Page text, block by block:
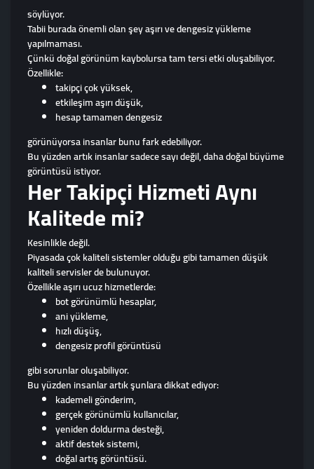
söylüyor.
Tabii burada önemli olan şey aşırı ve dengesiz yükleme
yapılmaması.
Çünkü doğal görünüm kaybolursa tam tersi etki oluşabiliyor.
Özellikle:
takipçi çok yüksek,
etkileşim aşırı düşük,
hesap tamamen dengesiz
görünüyorsa insanlar bunu fark edebiliyor.
Bu yüzden artık insanlar sadece sayı değil, daha doğal büyüme
görüntüsü istiyor.
Her Takipçi Hizmeti Aynı
Kalitede mi?
Kesinlikle değil.
Piyasada çok kaliteli sistemler olduğu gibi tamamen düşük
kaliteli servisler de bulunuyor.
Özellikle aşırı ucuz hizmetlerde:
bot görünümlü hesaplar,
ani yükleme,
hızlı düşüş,
dengesiz profil görüntüsü
gibi sorunlar oluşabiliyor.
Bu yüzden insanlar artık şunlara dikkat ediyor:
kademeli gönderim,
gerçek görünümlü kullanıcılar,
yeniden doldurma desteği,
aktif destek sistemi,
doğal artış görüntüsü.